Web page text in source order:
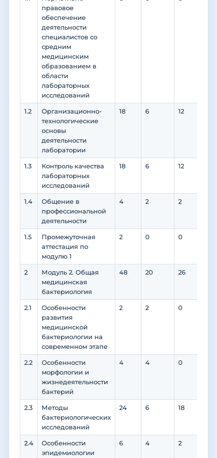
правовое
обеспечение
деятельности
специалистов со
средним
медицинским
образованием в
области
лабораторных
исследований
1.2
Организационно-
технологические
основы
деятельности
лаборатории
18 6 12
1.3
Контроль качества
лабораторных
исследований
18 6 12
1.4
Общение в
профессиональной
деятельности
4 2 2
1.5
Промежуточная
аттестация по
модулю 1
2 0 0
2
Модуль 2. Общая
медицинская
бактериология
48 20 26
2.1
Особенности
развития
медицинской
бактериологии на
современном этапе
2 2 0
2.2
Особенности
морфологии и
жизнедеятельности
бактерий
4 4 0
2.3
Методы
бактериологических
исследований
24 6 18
2.4
Особенности
эпидемиологии
6 4 2